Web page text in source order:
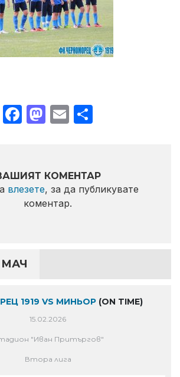
Facebook
Mastodon
Email
КОМЕНТАР
влезете, за да публикувате
коментар.
1919 VS МИНЬОР (ON TIME)
15.02.2026
"Иван Притъргов"
Втора лига